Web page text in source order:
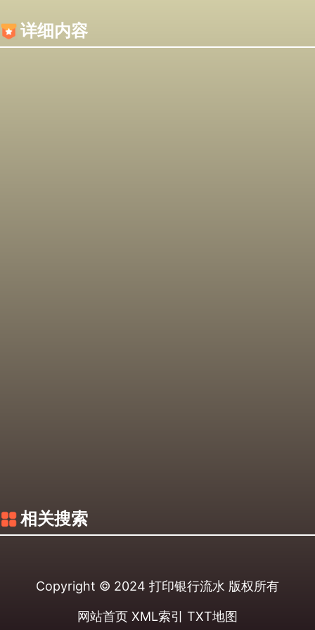
详细内容
相关搜索
Copyright © 2024 打印银行流水 版权所有
网站首页 XML索引 TXT地图